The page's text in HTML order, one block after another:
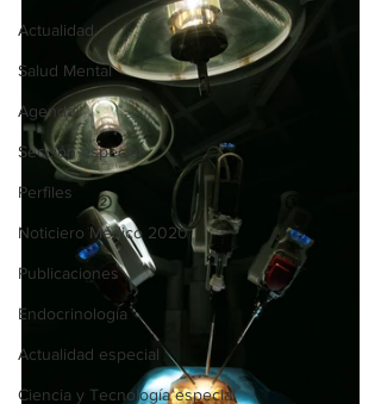
Actualidad
Salud Mental
Agenda
Sección especial
Perfiles
Noticiero Médico 2020
Publicaciones
Endocrinología
Actualidad especial
Ciencia y Tecnología especial